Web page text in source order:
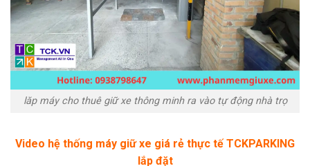
lăp máy cho thuê giữ xe thông minh ra vào tự động nhà trọ
Video hệ thống máy giữ xe giá rẻ thực tế TCKPARKING
lắp đặt